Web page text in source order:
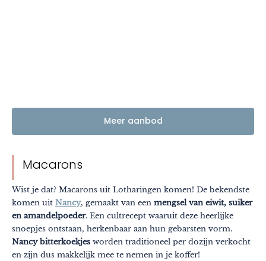
Meer aanbod
Macarons
Wist je dat? Macarons uit Lotharingen komen! De bekendste
komen uit Nancy, gemaakt van een mengsel van eiwit, suiker
en amandelpoeder. Een cultrecept waaruit deze heerlijke
snoepjes ontstaan, herkenbaar aan hun gebarsten vorm.
Nancy bitterkoekjes worden traditioneel per dozijn verkocht
en zijn dus makkelijk mee te nemen in je koffer!